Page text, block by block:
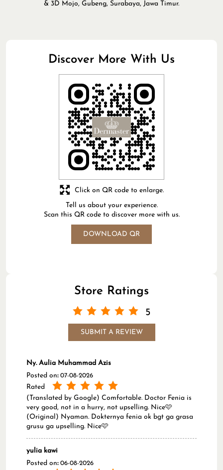
& 3D Mojo, Gubeng, Surabaya, Jawa Timur.
Discover More With Us
Tell us about your experience.
Scan this QR code to discover more with us.
DOWNLOAD QR
Click on QR code to enlarge.
Store Ratings
5
SUBMIT A REVIEW
Ny. Aulia Muhammad Azis
Posted on: 07-08-2026
Rated
(Translated by Google) Comfortable. Doctor Fenia is
very good, not in a hurry, not upselling. Nice🩷
(Original) Nyaman. Dokternya fenia ok bgt ga grasa
grusu ga upselling. Nice🩷
yulia kawi
Posted on: 06-08-2026